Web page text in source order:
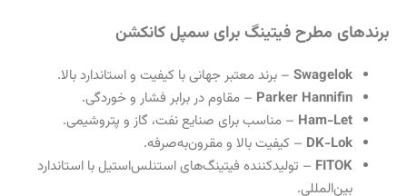
برندهای مطرح فیتینگ برای سمپل کانکشن
Swagelok – برند معتبر جهانی با کیفیت و استاندارد بالا.
Parker Hannifin – مقاوم در برابر فشار و خوردگی.
Ham-Let – مناسب برای صنایع نفت، گاز و پتروشیمی.
DK-Lok – کیفیت بالا و مقرون‌به‌صرفه.
FITOK – تولیدکننده فیتینگ‌های استنلس‌استیل با استاندارد
بین‌المللی.